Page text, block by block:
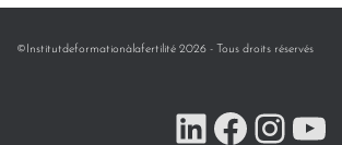
©Institutdeformationàlafertilité 2026 - Tous droits réservés